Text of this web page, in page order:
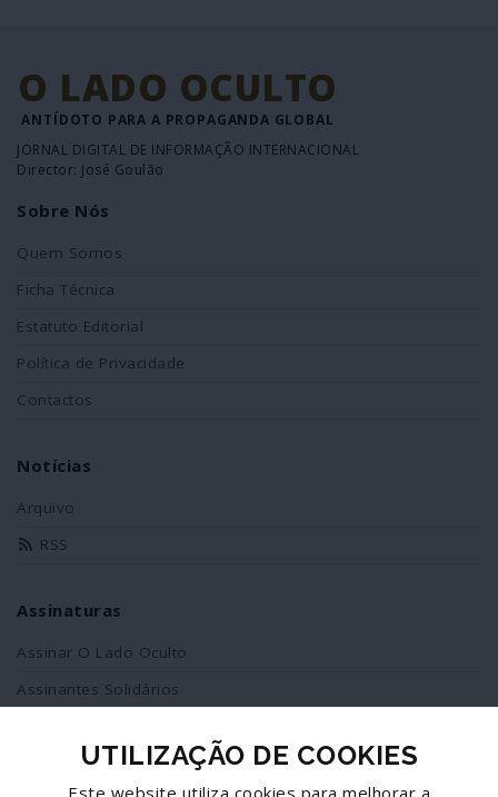
O LADO OCULTO
ANTÍDOTO PARA A PROPAGANDA GLOBAL
JORNAL DIGITAL DE INFORMAÇÃO INTERNACIONAL
Director: José Goulão
Sobre Nós
Quem Somos
Ficha Técnica
Estatuto Editorial
Política de Privacidade
Contactos
Notícias
Arquivo
RSS
Assinaturas
Assinar O Lado Oculto
Assinantes Solidários
Redes SociaisUTILIZAÇÃO DE COOKIES
Este website utiliza cookies para melhorar a